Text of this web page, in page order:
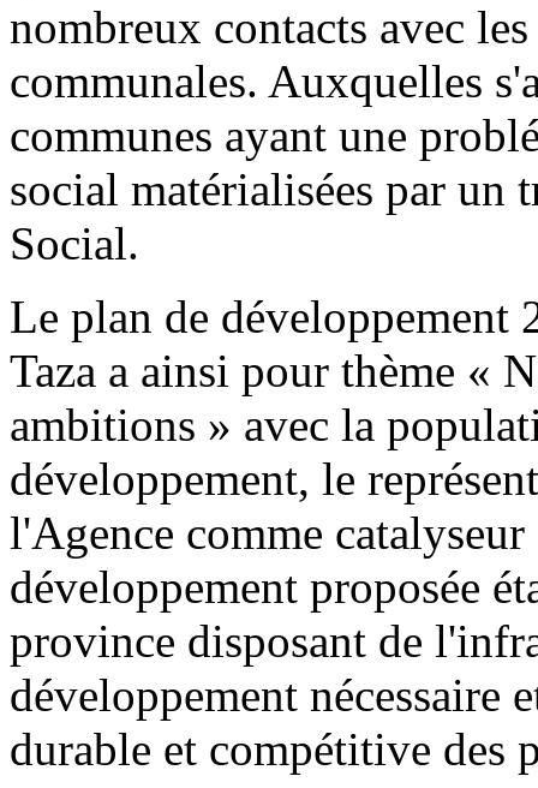
nombreux contacts avec
communales. Auxquelles
communes ayant une
social matérialisées par un
Social.
Le plan de développement
Taza a ainsi pour thème «
ambitions » avec la
développement, le
l'Agence comme
développement proposée
province disposant de
développement nécessaire
durable et compétitive des